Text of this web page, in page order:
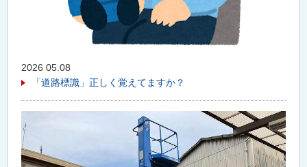
2026 05.08
「道路標識」正しく覚えてますか？